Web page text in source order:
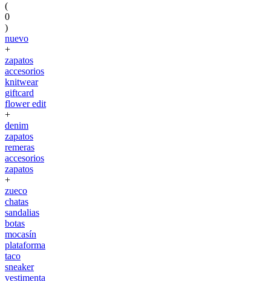
(
0
)
nuevo
+
zapatos
accesorios
knitwear
giftcard
flower edit
+
denim
zapatos
remeras
accesorios
zapatos
+
zueco
chatas
sandalias
botas
mocasín
plataforma
taco
sneaker
vestimenta